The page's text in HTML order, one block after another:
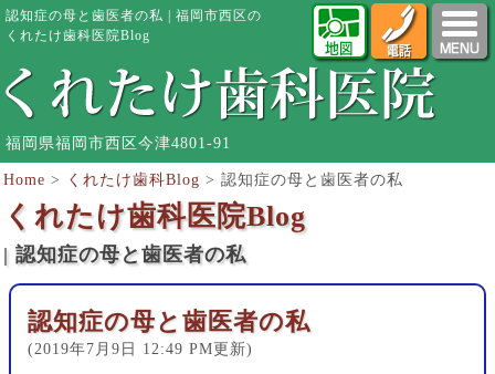
認知症の母と歯医者の私 | 福岡市西区の
くれたけ歯科医院Blog
福岡県福岡市西区今津4801-91
Home > くれたけ歯科Blog > 認知症の母と歯医者の私
くれたけ歯科医院Blog
| 認知症の母と歯医者の私
認知症の母と歯医者の私
(2019年7月9日 12:49 PM更新)